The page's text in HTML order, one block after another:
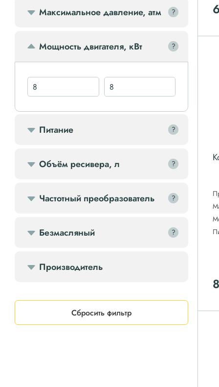
Осветительные мачты
Осушители
Ресиверы
Максимальное давление, атм ?
?
Мощность двигателя, кВт ?
?
Питание ?
?
Объём ресивера, л ?
?
Частотный преобразователь ?
?
Безмасляный ?
?
Производитель
Сбросить фильтр